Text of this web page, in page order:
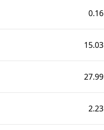
0.16
15.03
27.99
2.23